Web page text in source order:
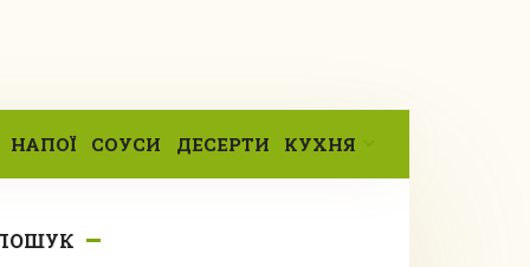
НАПОЇ СОУСИ ДЕСЕРТИ КУХНЯ